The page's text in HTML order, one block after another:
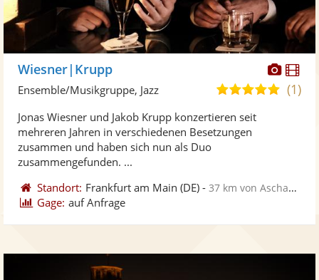
Wiesner|Krupp
5,0(1)
Ensemble/Musikgruppe, Jazz
Jonas Wiesner und Jakob Krupp konzertieren seit
mehreren Jahren in verschiedenen Besetzungen
zusammen und haben sich nun als Duo
zusammengefunden. ...
Standort: Frankfurt am Main (DE) -37 km von Aschaffenburg
Gage: auf Anfrage